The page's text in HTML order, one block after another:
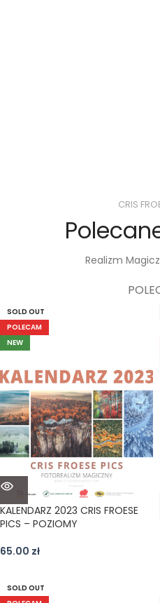
CRIS
Realizm
SOLD OUT
POLECAM
NEW
KALENDARZ 2023 CRIS FROESE
PICS – POZIOMY
65.00 zł
SOLD OUT